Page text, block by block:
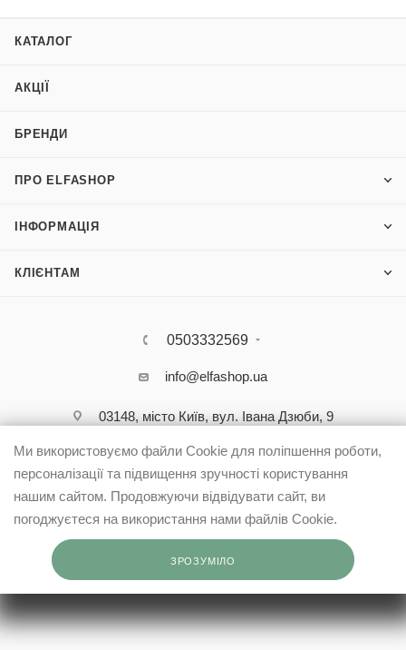
КАТАЛОГ
АКЦІЇ
БРЕНДИ
ПРО ELFASHOP
ІНФОРМАЦІЯ
КЛІЄНТАМ
0503332569
info@elfashop.ua
03148, місто Київ, вул. Івана Дзюби, 9
Ми використовуємо файли Cookie для поліпшення роботи,
персоналізації та підвищення зручності користування
нашим сайтом. Продовжуючи відвідувати сайт, ви
погоджуєтеся на використання нами файлів Cookie.
ЗРОЗУМІЛО